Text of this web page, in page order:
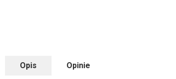
Opis Opinie